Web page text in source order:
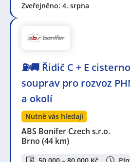
Zveřejněno: 4. srpna
⛽🚚 Řidič C + E
souprav pro rozvoz
a okolí
Nutně vás hledají
ABS Bonifer Czech s.r.o.
Brno (44 km)
50 000 – 80 000 Kč